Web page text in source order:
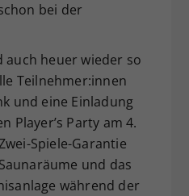
bei der
auch heuer wieder so
Teilnehmer:innen
und eine Einladung
Player’s Party am 4.
Spiele-Garantie
und das
während der